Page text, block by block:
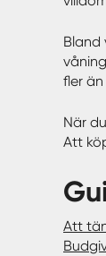
Bland
fler
När
Att
Att